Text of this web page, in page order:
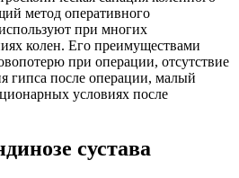
метод оперативного
при многих
колен. Его преимуществами
при операции, отсутствие
гипса после операции, малый
условиях после
сустава